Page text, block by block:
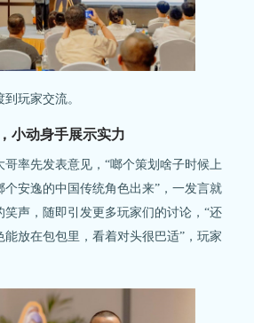
玩家交流。
小动身手展示实力
率先发表意见，“啷个策划啥子时候上
安逸的中国传统角色出来”，一发言就
笑声，随即引发更多玩家们的讨论，“还
放在包包里，看着对头很巴适”，玩家